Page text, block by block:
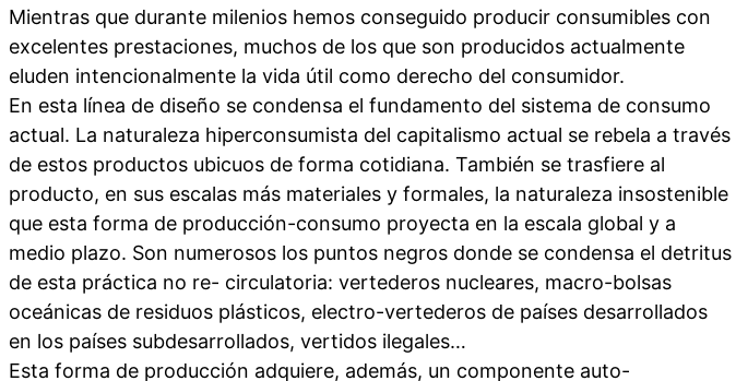
Mientras que durante milenios hemos conseguido producir consumibles con
excelentes prestaciones, muchos de los que son producidos actualmente
eluden intencionalmente la vida útil como derecho del consumidor.
En esta línea de diseño se condensa el fundamento del sistema de consumo
actual. La naturaleza hiperconsumista del capitalismo actual se rebela a través
de estos productos ubicuos de forma cotidiana. También se trasfiere al
producto, en sus escalas más materiales y formales, la naturaleza insostenible
que esta forma de producción-consumo proyecta en la escala global y a
medio plazo. Son numerosos los puntos negros donde se condensa el detritus
de esta práctica no re- circulatoria: vertederos nucleares, macro-bolsas
oceánicas de residuos plásticos, electro-vertederos de países desarrollados
en los países subdesarrollados, vertidos ilegales…
Esta forma de producción adquiere, además, un componente auto-